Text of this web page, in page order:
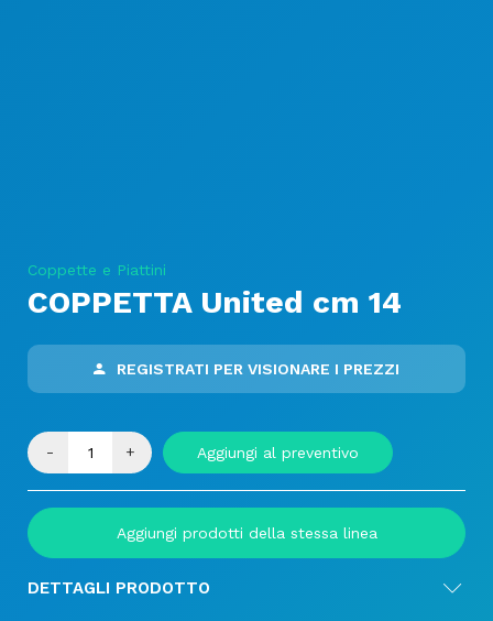
Coppette e Piattini
COPPETTA United cm 14
REGISTRATI PER VISIONARE I PREZZI
- + Aggiungi al preventivo
Aggiungi prodotti della stessa linea
DETTAGLI PRODOTTO